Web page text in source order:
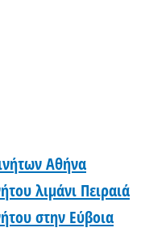
Αθήνα
λιμάνι Πειραιά
στην Εύβοια